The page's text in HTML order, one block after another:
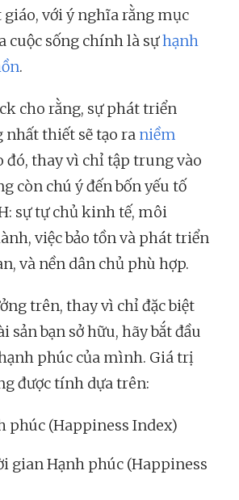
giáo, với ý nghĩa rằng mục
cuộc sống chính là sựhạnh
.
cho rằng, sự phát triển
thiết sẽ tạo ra niềm
đó, thay vì chỉ tập trung vào
còn chú ý đến bốn yếu tố
sự tự chủ kinh tế, môi
việc bảo tồn và phát triển
và nền dân chủ phù hợp.
trên, thay vì chỉ đặc biệt
sản bạn sở hữu, hãy bắt đầu
phúc của mình. Giá trị
được tính dựa trên:
phúc (Happiness Index)
gian Hạnh phúc (Happiness